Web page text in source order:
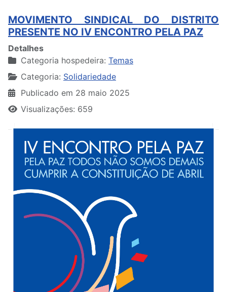
MOVIMENTO SINDICAL DO DISTRITO
PRESENTE NO IV ENCONTRO PELA PAZ
Detalhes
Categoria hospedeira: Temas
Categoria: Solidariedade
Publicado em 28 maio 2025
Visualizações: 659